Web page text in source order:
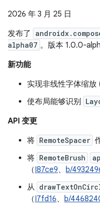
2026 年 3 月 25 日
发布了
alpha07 。版本 1.0.0-
新功能
实现非线性字体缩放
使布局能够识别
API 变更
将 RemoteSpacer
将 RemoteBrush
（I87ce9、 b/
从
（I7fd16、 b/